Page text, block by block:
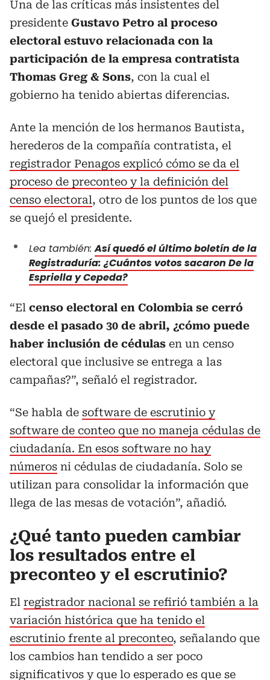
Una de las críticas más insistentes del
presidente Gustavo Petro al proceso
electoral estuvo relacionada con la
participación de la empresa contratista
Thomas Greg & Sons, con la cual el
gobierno ha tenido abiertas diferencias.
Ante la mención de los hermanos Bautista,
herederos de la compañía contratista, el
registrador Penagos explicó cómo se da el
proceso de preconteo y la definición del
censo electoral, otro de los puntos de los que
se quejó el presidente.
Lea también:Así quedó el último boletín de la
Registraduría: ¿Cuántos votos sacaron De la
Espriella y Cepeda?
“El censo electoral en Colombia se cerró
desde el pasado 30 de abril, ¿cómo puede
haber inclusión de cédulas en un censo
electoral que inclusive se entrega a las
campañas?”, señaló el registrador.
“Se habla de software de escrutinio y
software de conteo que no maneja cédulas de
ciudadanía. En esos software no hay
números ni cédulas de ciudadanía. Solo se
utilizan para consolidar la información que
llega de las mesas de votación”, añadió.
¿Qué tanto pueden cambiar
los resultados entre el
preconteo y el escrutinio?
El registrador nacional se refirió también a la
variación histórica que ha tenido el
escrutinio frente al preconteo, señalando que
los cambios han tendido a ser poco
significativos y que lo esperado es que se